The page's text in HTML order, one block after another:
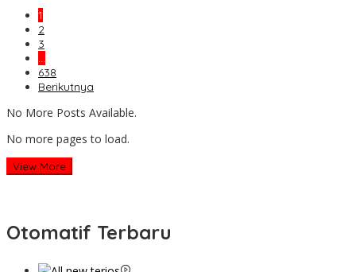
1
2
3
…
638
Berikutnya
No More Posts Available.
No more pages to load.
View More
Otomatif Terbaru